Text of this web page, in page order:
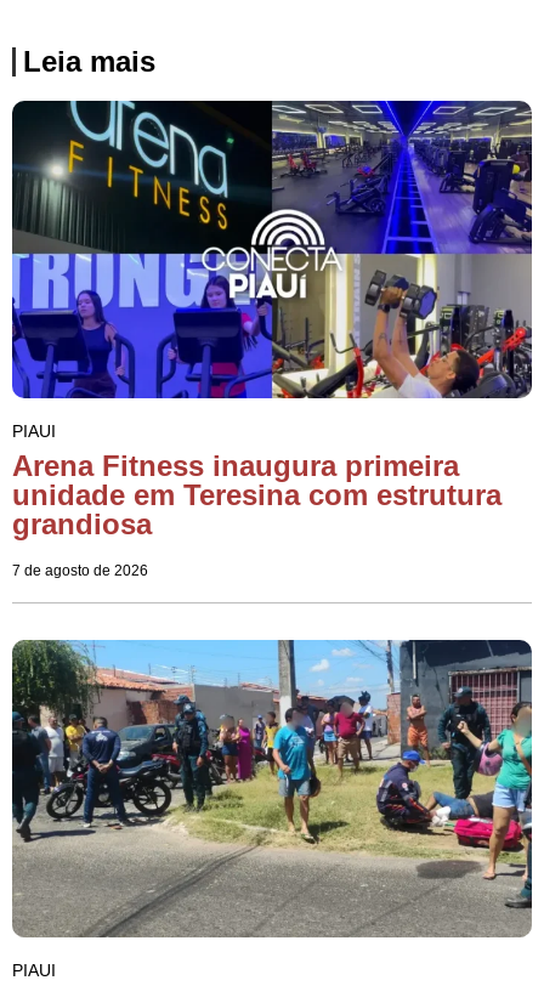
Leia mais
PIAUI
Arena Fitness inaugura primeira
unidade em Teresina com estrutura
grandiosa
7 de agosto de 2026
PIAUI